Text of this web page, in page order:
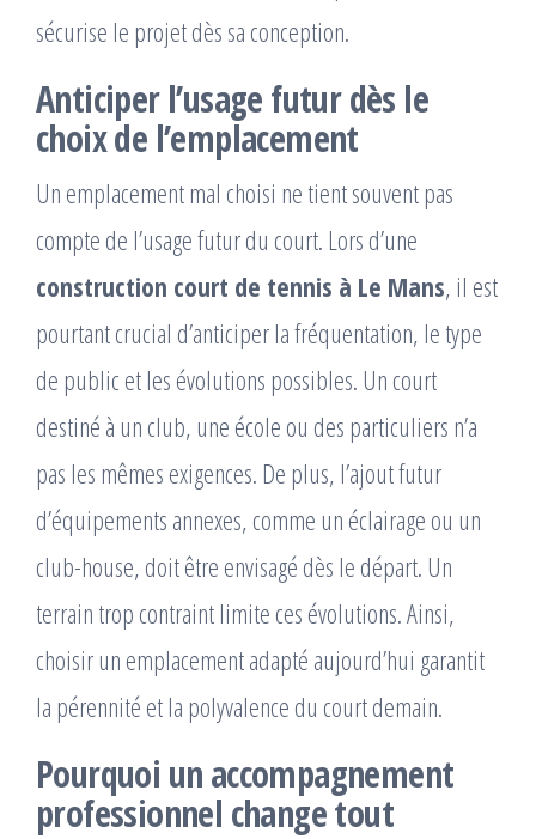
sécurise le projet dès sa conception.
Anticiper l’usage futur dès le
choix de l’emplacement
Un emplacement mal choisi ne tient souvent pas
compte de l’usage futur du court. Lors d’une
construction court de tennis à Le Mans, il est
pourtant crucial d’anticiper la fréquentation, le type
de public et les évolutions possibles. Un court
destiné à un club, une école ou des particuliers n’a
pas les mêmes exigences. De plus, l’ajout futur
d’équipements annexes, comme un éclairage ou un
club-house, doit être envisagé dès le départ. Un
terrain trop contraint limite ces évolutions. Ainsi,
choisir un emplacement adapté aujourd’hui garantit
la pérennité et la polyvalence du court demain.
Pourquoi un accompagnement
professionnel change tout